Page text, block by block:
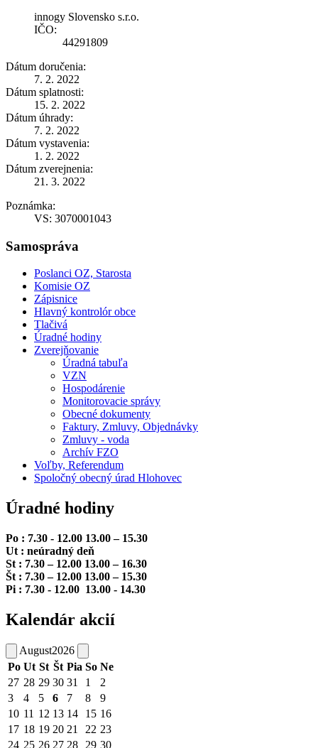
innogy Slovensko s.r.o.
IČO:
44291809
Dátum doručenia:
7. 2. 2022
Dátum splatnosti:
15. 2. 2022
Dátum úhrady:
7. 2. 2022
Dátum vystavenia:
1. 2. 2022
Dátum zverejnenia:
21. 3. 2022
Poznámka:
VS: 3070001043
Samospráva
Poslanci OZ, Starosta
Komisie OZ
Zápisnice
Hlavný kontrolór obce
Tlačivá
Úradné hodiny
Zverejňovanie
Úradná tabuľa
VZN
Hospodárenie
Monitorovacie správy
Obecné dokumenty
Faktury, Zmluvy, Objednávky
Zmluvy - voda
Archív FZO
Voľby, Referendum
Spoločný obecný úrad Hlohovec
Úradné hodiny
Po : 7.30 - 12.00 13.00 – 15.30
Ut : neúradný deň
St : 7.30 – 12.00 13.00 – 16.30
Št : 7.30 – 12.00 13.00 – 15.30
Pi : 7.30 - 12.00 13.00 - 14.30
Kalendár akcií
August2026
Po Ut St Št Pia So Ne
27 28 29 30 31 1
2
3
4 5 6 7 8
9
10 11 12 13 14 15 16
17 18 19 20 21 22 23
24 25 26 27 28 29 30